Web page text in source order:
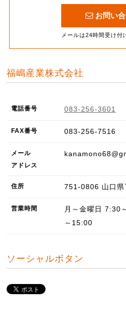
お問い
メールは24時間受け付
福嶋産業株式会社
電話番号 083-256-3601
FAX番号 083-256-7516
メール
アドレス
住所 751-0806 山口県
営業時間
月～金曜日
～15:00
ソーシャルボタン